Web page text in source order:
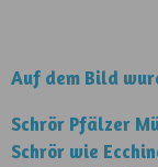
Auf dem Bild
Schrör Pfälzer
Schrör wie